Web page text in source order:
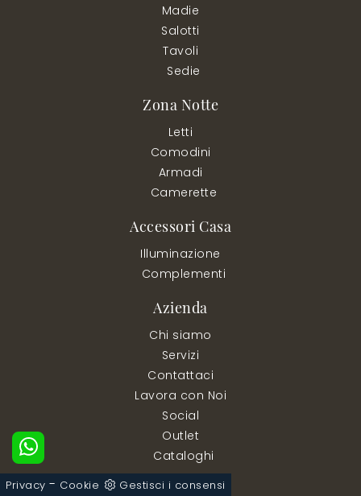
Madie
Salotti
Tavoli
Sedie
Zona Notte
Letti
Comodini
Armadi
Camerette
Accessori Casa
Illuminazione
Complementi
Azienda
Chi siamo
Servizi
Contattaci
Lavora con Noi
Social
Outlet
Cataloghi
Privacy - Cookie Gestisci i consensi